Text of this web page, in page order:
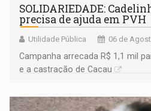
SOLIDARIEDADE:
precisa de ajuda em PVH
Utilidade Pública 06 de
Campanha arrecada R$ 1,1 mil
e a castração de Cacau